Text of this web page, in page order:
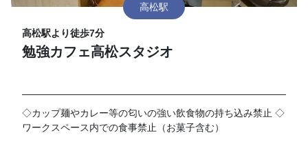
高松駅
高松駅より徒歩7分
勉強カフェ高松スタジオ
◇カップ麺やカレー等の匂いの強い飲食物の持ち込み禁止 ◇
ワークスペース内での食事禁止（お菓子含む）